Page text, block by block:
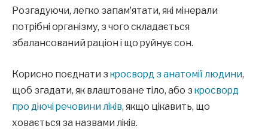
Розгадуючи, легко запамʼятати, які мінерали
потрібні організму, з чого складається
збалансований раціон і що руйнує сон.
Корисно поєднати з кросворд з анатомії людини,
щоб згадати, як влаштоване тіло, або з кросворд
про діючі речовини ліків, якщо цікавить, що
ховається за назвами ліків.